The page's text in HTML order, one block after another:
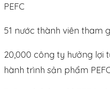
PEFC
51 nước thành viên tham
20,000 công ty hưởng lợi
hành trình sản phẩm